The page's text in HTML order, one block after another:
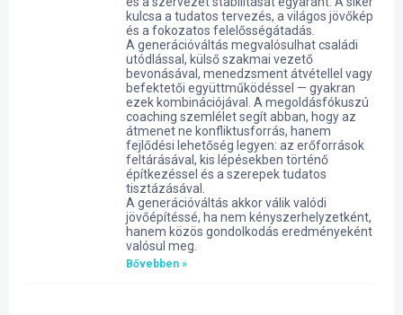
kulcsa a tudatos tervezés, a világos jövőkép
és a fokozatos felelősségátadás.
A generációváltás megvalósulhat családi
utódlással, külső szakmai vezető
bevonásával, menedzsment átvétellel vagy
befektetői együttműködéssel — gyakran
ezek kombinációjával. A megoldásfókuszú
coaching szemlélet segít abban, hogy az
átmenet ne konfliktusforrás, hanem
fejlődési lehetőség legyen: az erőforrások
feltárásával, kis lépésekben történő
építkezéssel és a szerepek tudatos
tisztázásával.
A generációváltás akkor válik valódi
jövőépítéssé, ha nem kényszerhelyzetként,
hanem közös gondolkodás eredményeként
valósul meg.
Bővebben »